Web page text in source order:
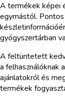
A termékek képei
egymástól.
gyógyszertárban
A feltüntetett
a felhasználóknak
ajánlatokról és
termékek